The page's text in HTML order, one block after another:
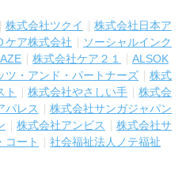
株式会社ツクイ
株式会社日本ア
ケア株式会社
ソーシャルインク
株式会社ケア２１
ALSOK
ツ・アンド・パートナーズ
株式
ト 株式会社やさしい手
株式会
パレス
株式会社サンガジャパン
株式会社アンビス
株式会社サ
コート
社会福祉法人ノテ福祉